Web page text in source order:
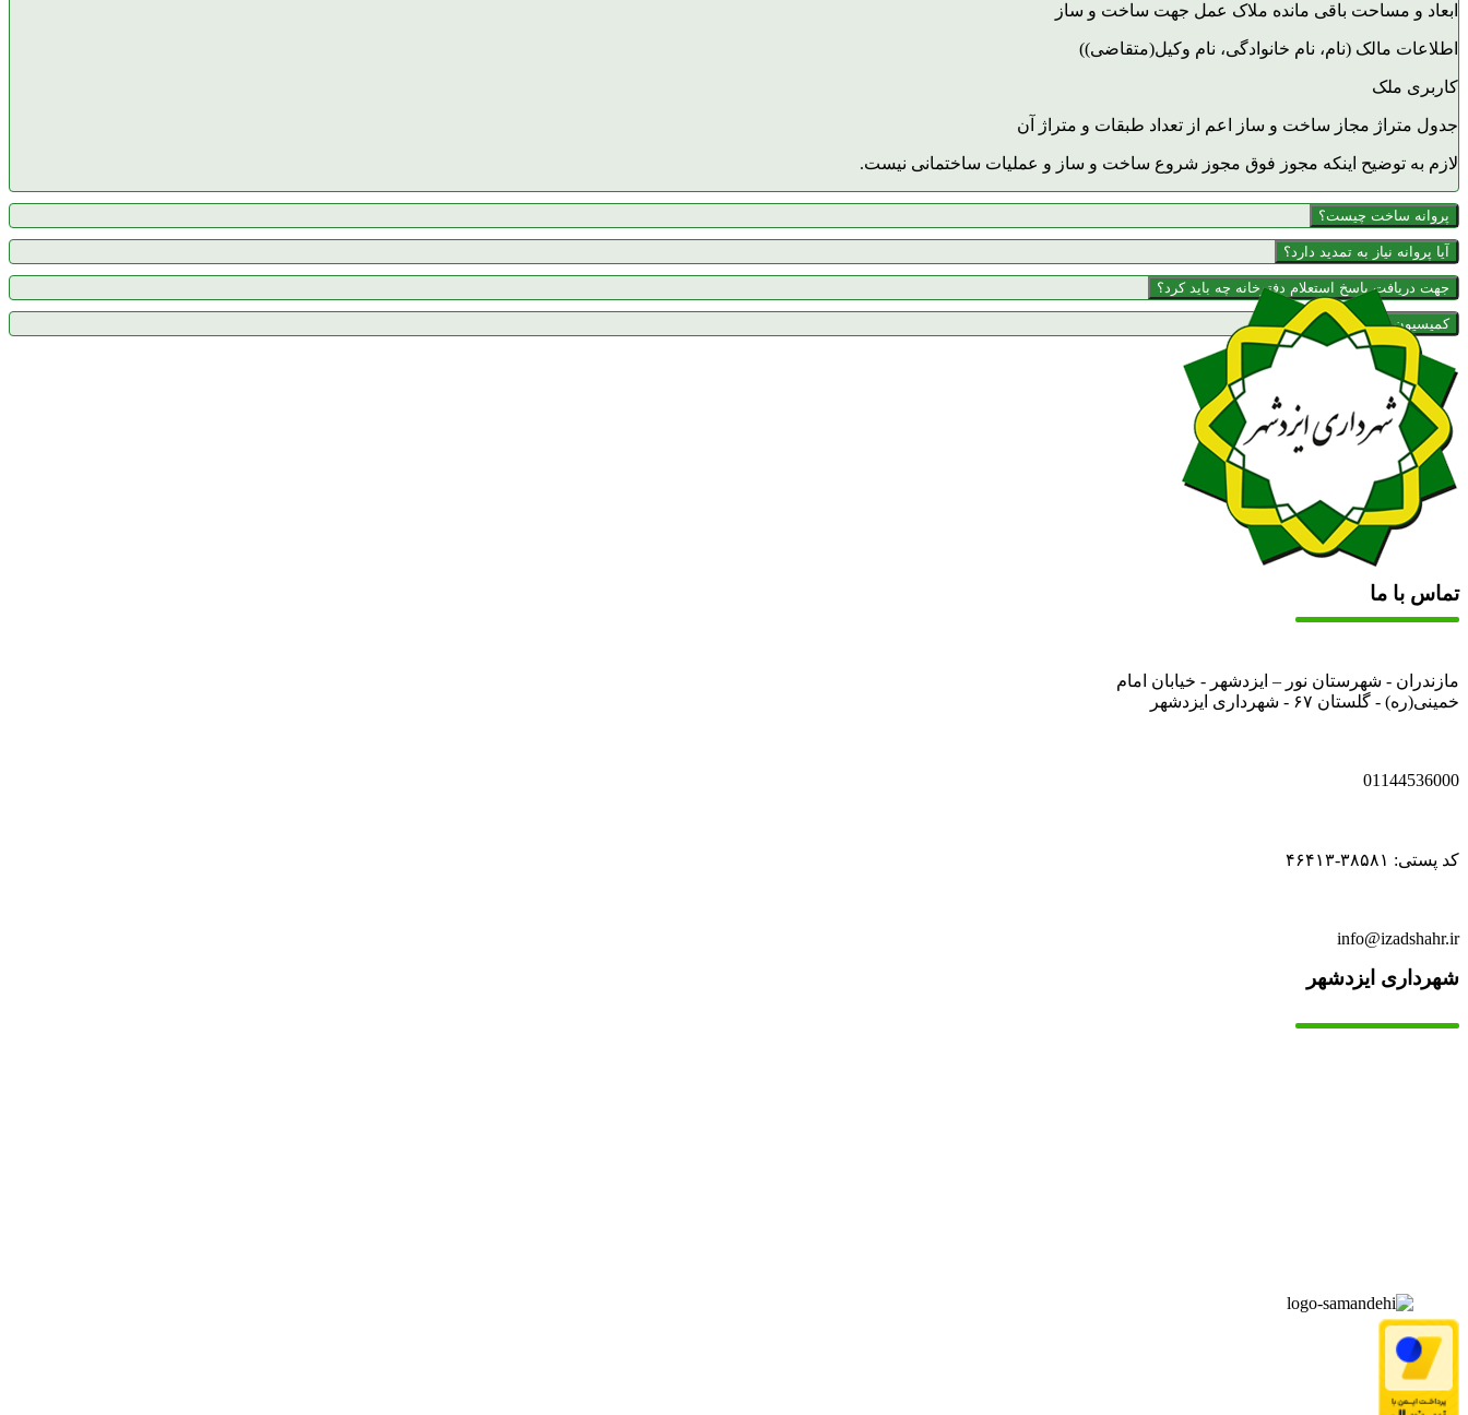
ابعاد و مساحت باقی مانده ملاک عمل جهت ساخت و ساز
اطلاعات مالک (نام، نام خانوادگی، نام وکیل(متقاضی))
کاربری ملک
جدول متراژ مجاز ساخت و ساز اعم از تعداد طبقات و متراژ آن
لازم به توضیح اینکه مجوز فوق مجوز شروع ساخت و ساز و عملیات ساختمانی نیست.
پروانه ساخت چیست؟
آیا پروانه نیاز به تمدید دارد؟
جهت دریافت پاسخ استعلام دفترخانه چه باید کرد؟
کمیسیون ماده صد چیست؟
تماس با ما
مازندران - شهرستان نور – ایزدشهر - خیابان امام
خمینی(ره) - گلستان ۶۷ - شهرداری ایزدشهر
01144536000
کد پستی: ۳۸۵۸۱-۴۶۴۱۳
info@izadshahr.ir
شهرداری ایزدشهر